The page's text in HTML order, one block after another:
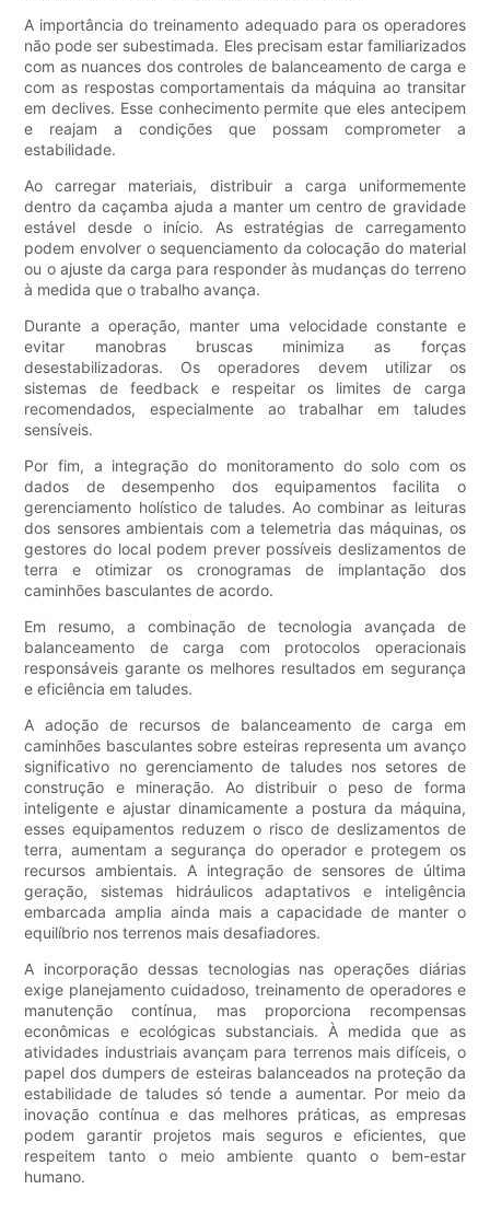
A importância do treinamento adequado para os operadores
não pode ser subestimada. Eles precisam estar familiarizados
com as nuances dos controles de balanceamento de carga e
com as respostas comportamentais da máquina ao transitar
em declives. Esse conhecimento permite que eles antecipem
e reajam a condições que possam comprometer a
estabilidade.
Ao carregar materiais, distribuir a carga uniformemente
dentro da caçamba ajuda a manter um centro de gravidade
estável desde o início. As estratégias de carregamento
podem envolver o sequenciamento da colocação do material
ou o ajuste da carga para responder às mudanças do terreno
à medida que o trabalho avança.
Durante a operação, manter uma velocidade constante e
evitar manobras bruscas minimiza as forças
desestabilizadoras. Os operadores devem utilizar os
sistemas de feedback e respeitar os limites de carga
recomendados, especialmente ao trabalhar em taludes
sensíveis.
Por fim, a integração do monitoramento do solo com os
dados de desempenho dos equipamentos facilita o
gerenciamento holístico de taludes. Ao combinar as leituras
dos sensores ambientais com a telemetria das máquinas, os
gestores do local podem prever possíveis deslizamentos de
terra e otimizar os cronogramas de implantação dos
caminhões basculantes de acordo.
Em resumo, a combinação de tecnologia avançada de
balanceamento de carga com protocolos operacionais
responsáveis ​​garante os melhores resultados em segurança
e eficiência em taludes.
A adoção de recursos de balanceamento de carga em
caminhões basculantes sobre esteiras representa um avanço
significativo no gerenciamento de taludes nos setores de
construção e mineração. Ao distribuir o peso de forma
inteligente e ajustar dinamicamente a postura da máquina,
esses equipamentos reduzem o risco de deslizamentos de
terra, aumentam a segurança do operador e protegem os
recursos ambientais. A integração de sensores de última
geração, sistemas hidráulicos adaptativos e inteligência
embarcada amplia ainda mais a capacidade de manter o
equilíbrio nos terrenos mais desafiadores.
A incorporação dessas tecnologias nas operações diárias
exige planejamento cuidadoso, treinamento de operadores e
manutenção contínua, mas proporciona recompensas
econômicas e ecológicas substanciais. À medida que as
atividades industriais avançam para terrenos mais difíceis, o
papel dos dumpers de esteiras balanceados na proteção da
estabilidade de taludes só tende a aumentar. Por meio da
inovação contínua e das melhores práticas, as empresas
podem garantir projetos mais seguros e eficientes, que
respeitem tanto o meio ambiente quanto o bem-estar
humano.